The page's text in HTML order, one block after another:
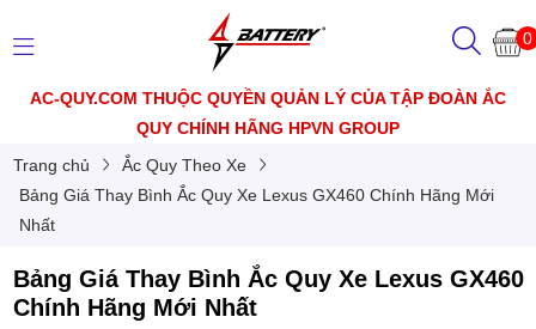
0
AC-QUY.COM THUỘC QUYỀN QUẢN LÝ CỦA TẬP ĐOÀN ẮC
QUY CHÍNH HÃNG HPVN GROUP
Trang chủ
Ắc Quy Theo Xe
Bảng Giá Thay Bình Ắc Quy Xe Lexus GX460 Chính Hãng Mới
Nhất
Bảng Giá Thay Bình Ắc Quy Xe Lexus GX460
Chính Hãng Mới Nhất